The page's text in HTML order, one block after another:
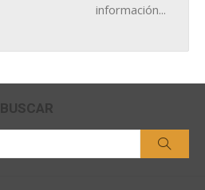
información...
BUSCAR